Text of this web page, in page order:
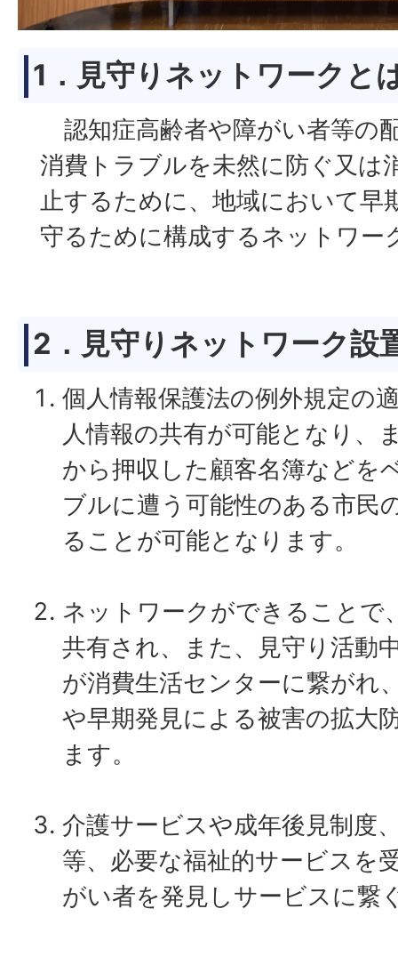
1．見守りネットワークと
認知症高齢者や障がい者等の
消費トラブルを未然に防ぐ又は
止するために、地域において早
守るために構成するネットワー
2．見守りネットワーク設
個人情報保護法の例外規定の
人情報の共有が可能となり、
から押収した顧客名簿などを
ブルに遭う可能性のある市民
ることが可能となります。
ネットワークができることで
共有され、また、見守り活動
が消費生活センターに繋がれ
や早期発見による被害の拡大
ます。
介護サービスや成年後見制度
等、必要な福祉的サービスを
がい者を発見しサービスに繋